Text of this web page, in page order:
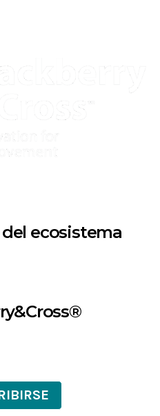
ecosistema